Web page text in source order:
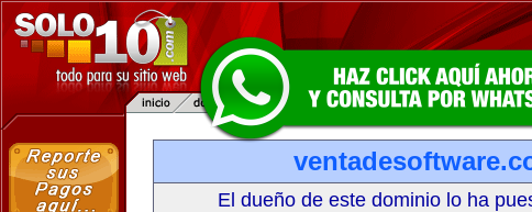
El dueño de este dominio lo ha